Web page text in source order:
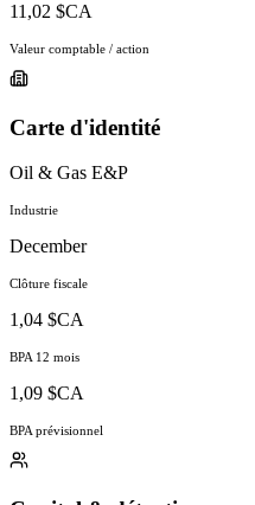
11,02 $CA
Valeur comptable / action
Carte d'identité
Oil & Gas E&P
Industrie
December
Clôture fiscale
1,04 $CA
BPA 12 mois
1,09 $CA
BPA prévisionnel